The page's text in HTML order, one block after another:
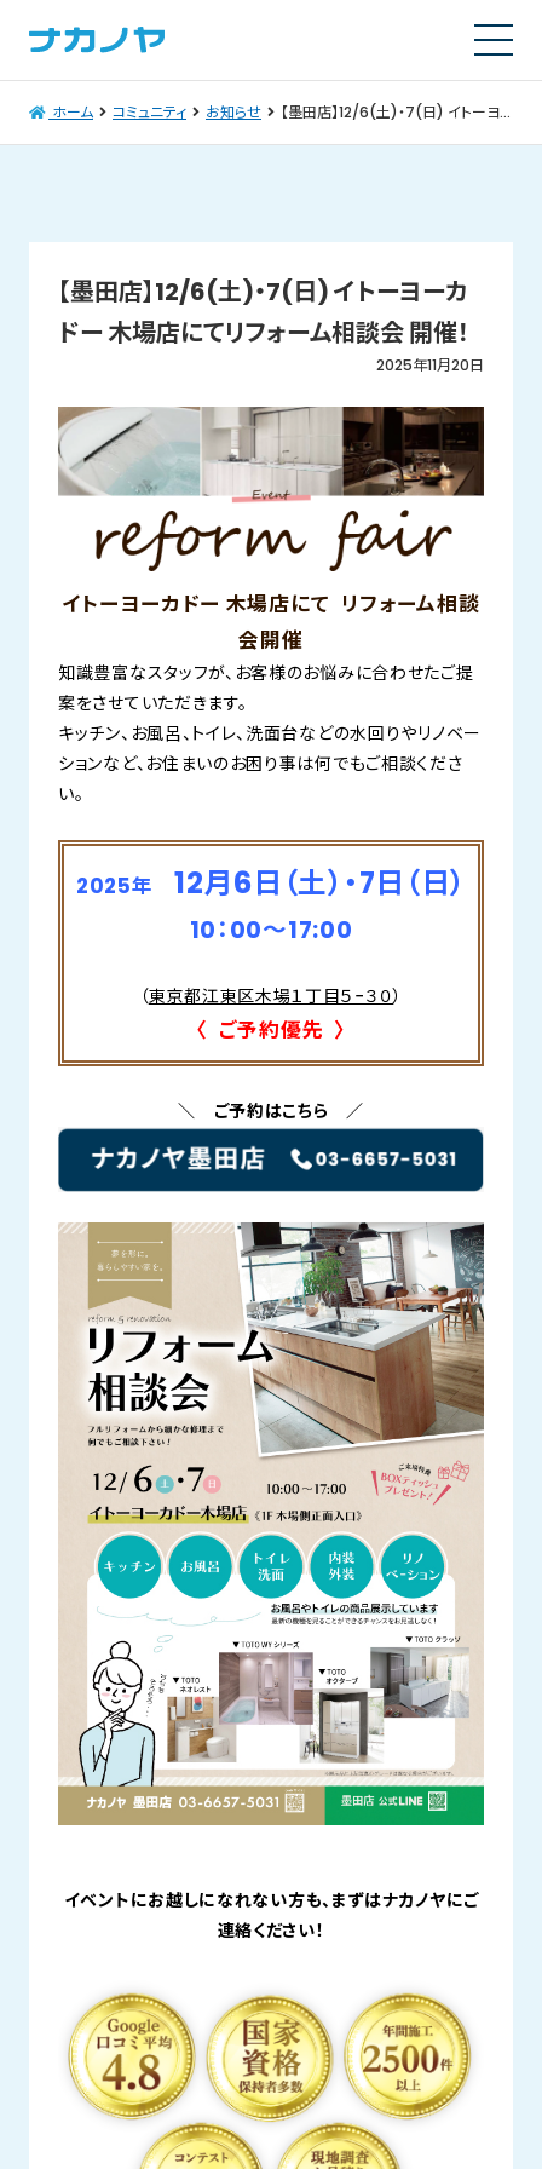
ホーム コミュニティ お知らせ 【墨田店】12/6(土)・7(日) イトーヨーカドー 木場店にてリフォーム相談会 開催！
【墨田店】12/6(土)・7(日) イトーヨーカ
ドー 木場店にてリフォーム相談会 開催！
2025年11月20日
イトーヨーカドー 木場店にて リフォーム相談
会開催
知識豊富なスタッフが、お客様のお悩みに合わせたご提
案をさせていただきます。
キッチン、お風呂、トイレ、洗面台などの水回りやリノベー
ションなど、お住まいのお困り事は何でもご相談くださ
い。
2025年12月6日（土）・7日（日）
10：00～17:00
（東京都江東区木場１丁目５−３０）
〈 ご予約優先 〉
＼ ご予約はこちら ／
イベントにお越しになれない方も、まずはナカノヤにご
連絡ください！